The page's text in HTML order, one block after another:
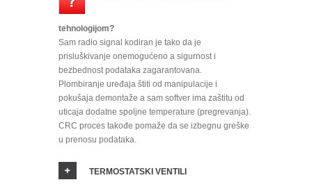
tehnologijom?
Sam radio signal kodiran je tako da je
prisluškivanje onemogućeno a sigurnost i
bezbednost podataka zagarantovana.
Plombiranje uređaja štiti od manipulacije i
pokušaja demontaže a sam softver ima zaštitu od
uticaja dodatne spoljne temperature (pregrevanja).
CRC proces takođe pomaže da se izbegnu greške
u prenosu podataka.
TERMOSTATSKI VENTILI